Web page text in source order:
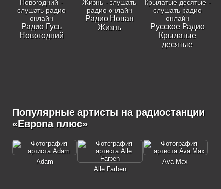
Радио Гусь
Новогодний
Радио Новая
Жизнь
Русское Радио
Крылатые
десятые
Популярные артисты на радиостанции
«Европа плюс»
Adam
Alle Farben
Ava Max